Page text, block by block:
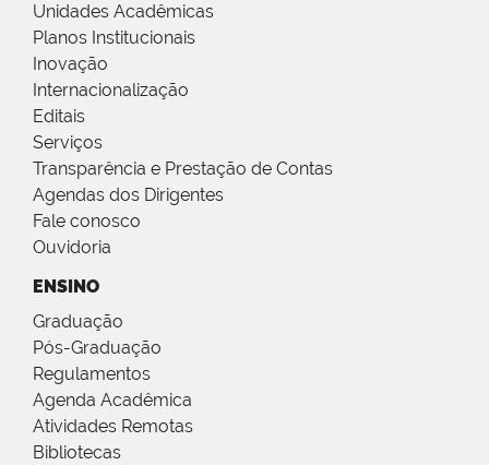
Unidades Acadêmicas
Planos Institucionais
Inovação
Internacionalização
Editais
Serviços
Transparência e Prestação de Contas
Agendas dos Dirigentes
Fale conosco
Ouvidoria
ENSINO
Graduação
Pós-Graduação
Regulamentos
Agenda Acadêmica
Atividades Remotas
Bibliotecas